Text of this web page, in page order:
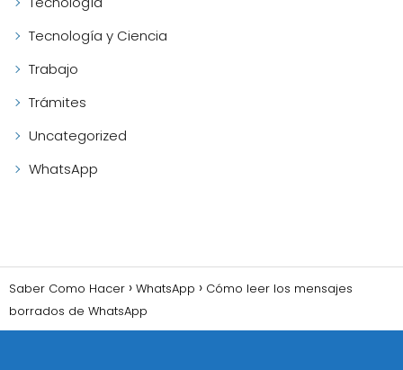
Tecnología y Ciencia
Trabajo
Trámites
Uncategorized
WhatsApp
Saber Como Hacer WhatsApp
Cómo leer los mensajes
borrados de WhatsApp